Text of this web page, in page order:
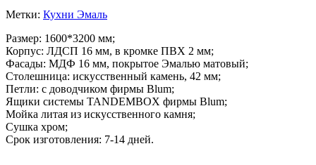
Метки: Кухни Эмаль
Размер: 1600*3200 мм;
Корпус: ЛДСП 16 мм, в кромке ПВХ 2 мм;
Фасады: МДФ 16 мм, покрытое Эмалью матовый;
Столешница: искусственный камень, 42 мм;
Петли: с доводчиком фирмы Blum;
Ящики системы TANDEMBOX фирмы Blum;
Мойка литая из искусственного камня;
Сушка хром;
Срок изготовления: 7-14 дней.